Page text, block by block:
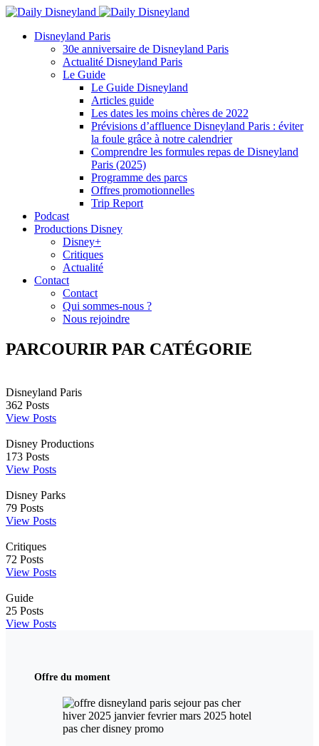
Disneyland Paris
30e anniversaire de Disneyland Paris
Actualité Disneyland Paris
Le Guide
Le Guide Disneyland
Articles guide
Les dates les moins chères de 2022
Prévisions d’affluence Disneyland Paris : éviter
la foule grâce à notre calendrier
Comprendre les formules repas de Disneyland
Paris (2025)
Programme des parcs
Offres promotionnelles
Trip Report
Podcast
Productions Disney
Disney+
Critiques
Actualité
Contact
Contact
Qui sommes-nous ?
Nous rejoindre
PARCOURIR PAR CATÉGORIE
Disneyland Paris
362 Posts
View Posts
Disney Productions
173 Posts
View Posts
Disney Parks
79 Posts
View Posts
Critiques
72 Posts
View Posts
Guide
25 Posts
View Posts
Offre du moment